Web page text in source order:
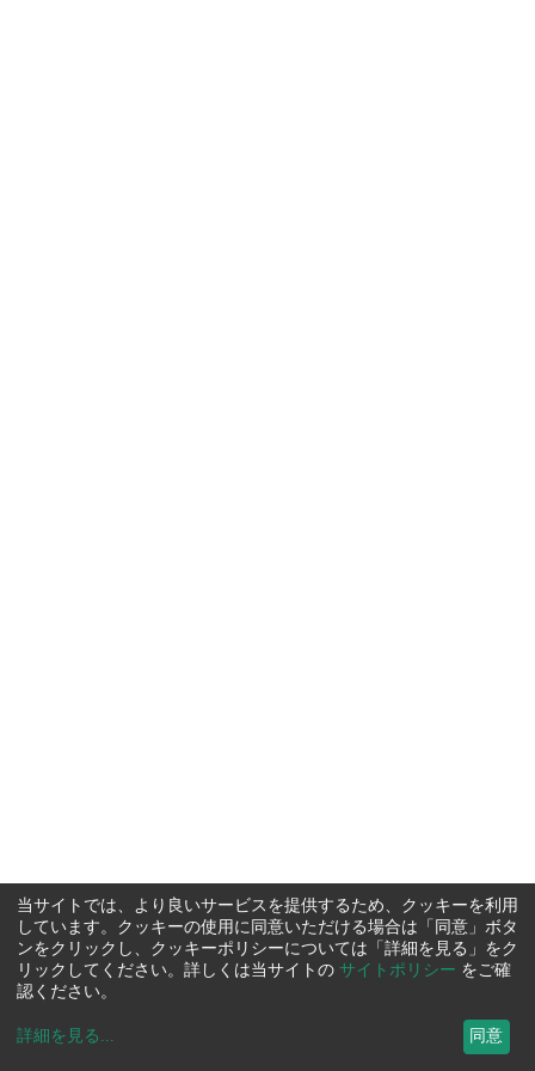
当サイトでは、より良いサービスを提供するため、クッキーを利用
しています。クッキーの使用に同意いただける場合は「同意」ボタ
ンをクリックし、クッキーポリシーについては「詳細を見る」をク
リックしてください。詳しくは当サイトの サイトポリシー をご確
認ください。
詳細を見る ... 同意